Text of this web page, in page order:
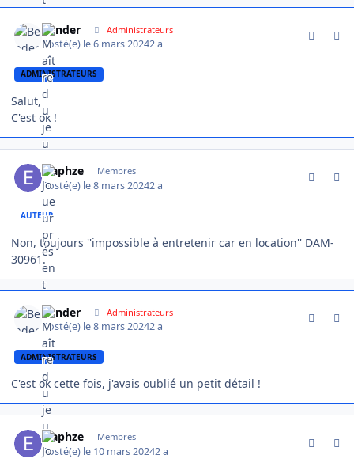
Bender Administrateurs
Posté(e) le 6 mars 20242 a
ADMINISTRATEURS
Salut,
C'est ok !
Elaphze Membres
Posté(e) le 8 mars 20242 a
AUTEUR
Non, toujours ''impossible à entretenir car en location'' DAM-
30961.
Bender Administrateurs
Posté(e) le 8 mars 20242 a
ADMINISTRATEURS
C'est ok cette fois, j'avais oublié un petit détail !
Elaphze Membres
Posté(e) le 10 mars 20242 a
comment_13538
Author stats